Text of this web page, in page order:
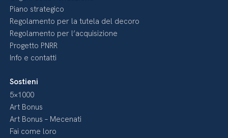
Piano strategico
Regolamento per la tutela del decoro
Regolamento per l’acquisizione
Progetto PNRR
Info e contatti
Sostieni
5×1000
Art Bonus
Art Bonus – Mecenati
Fai come loro